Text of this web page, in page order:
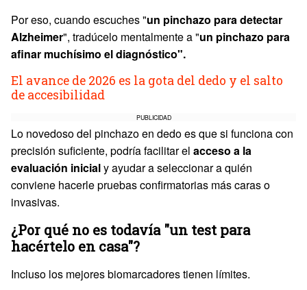
Por eso, cuando escuches "un pinchazo para detectar
Alzheimer", tradúcelo mentalmente a "un pinchazo para
afinar muchísimo el diagnóstico".
El avance de 2026 es la gota del dedo y el salto
de accesibilidad
PUBLICIDAD
Lo novedoso del pinchazo en dedo es que si funciona con
precisión suficiente, podría facilitar el acceso a la
evaluación inicialy ayudar a seleccionar a quién
conviene hacerle pruebas confirmatorias más caras o
invasivas.
¿Por qué no es todavía "un test para
hacértelo en casa"?
Incluso los mejores biomarcadores tienen límites.